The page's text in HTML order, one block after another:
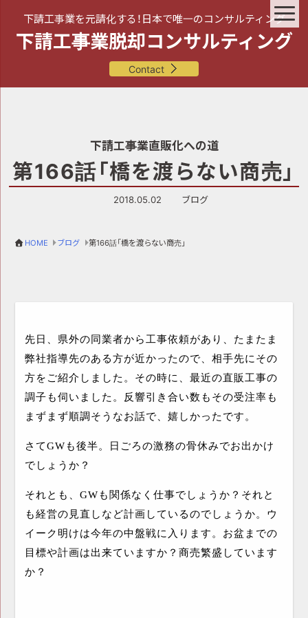
下請工事業を元請化する！日本で唯一のコンサルティング
下請工事業脱却コンサルティング
Contact
下請工事業直販化への道
第166話「橋を渡らない商売」
2018.05.02 ブログ
HOME ブログ 第166話「橋を渡らない商売」
先日、県外の同業者から工事依頼があり、たまたま
弊社指導先のある方が近かったので、相手先にその
方をご紹介しました。その時に、最近の直販工事の
調子も伺いました。反響引き合い数もその受注率も
まずまず順調そうなお話で、嬉しかったです。
さてGWも後半。日ごろの激務の骨休みでお出かけ
でしょうか？
それとも、 GWも関係なく仕事でしょうか？それと
も経営の見直しなど計画しているのでしょうか。ウ
イーク明けは今年の中盤戦に入ります。お盆までの
目標や計画は出来ていますか？商売繁盛しています
か？